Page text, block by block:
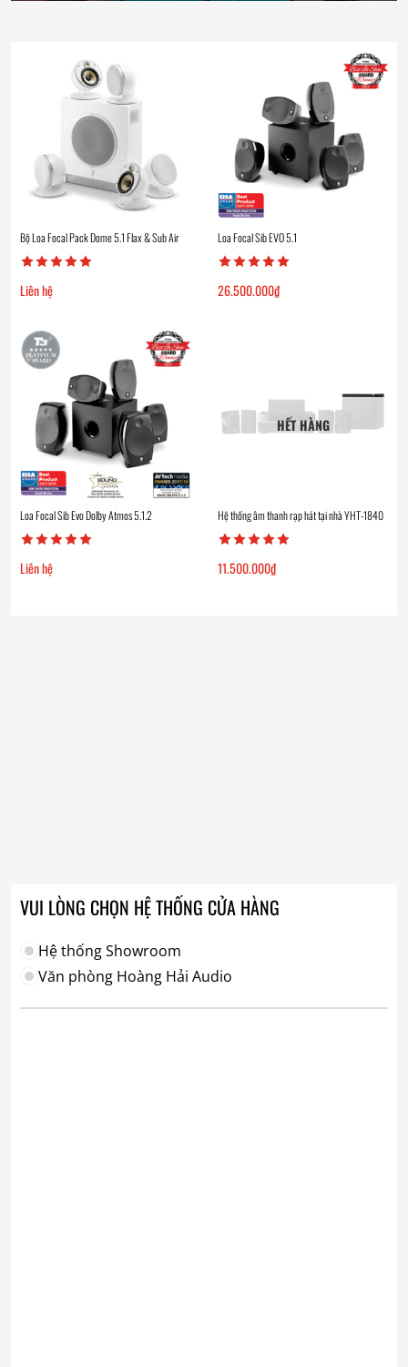
Bộ Loa Focal Pack Dome 5.1 Flax & Sub Air
Liên hệ
Loa Focal Sib EVO 5.1
26.500.000₫
Loa Focal Sib Evo Dolby Atmos 5.1.2
Liên hệ
HẾT HÀNG
Hệ thống âm thanh rạp hát tại nhà YHT-1840
11.500.000₫
VUI LÒNG CHỌN HỆ THỐNG CỬA HÀNG
Hệ thống Showroom
Văn phòng Hoàng Hải Audio